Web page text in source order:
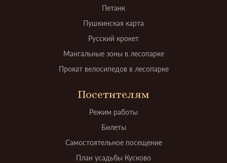
Петанк
Пушкинская карта
Русский крокет
Мангальные зоны в лесопарке
Прокат велосипедов в лесопарке
Посетителям
Режим работы
Билеты
Самостоятельное посещение
План усадьбы Кусково